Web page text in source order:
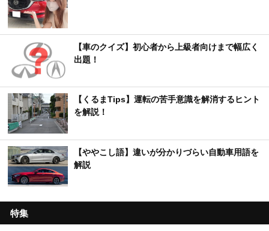
【車のクイズ】初心者から上級者向けまで幅広く
出題！
【くるまTips】運転の苦手意識を解消するヒント
を解説！
【ややこし語】違いが分かりづらい自動車用語を
解説
特集